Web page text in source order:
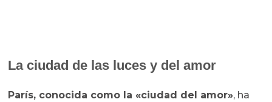
La ciudad de las luces y del amor
París, conocida como la «ciudad del amor», ha